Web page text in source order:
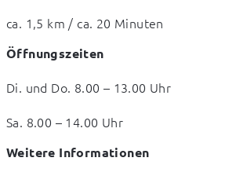
ca. 1,5 km / ca. 20 Minuten
Öffnungszeiten
Di. und Do. 8.00 – 13.00 Uhr
Sa. 8.00 – 14.00 Uhr
Weitere Informationen